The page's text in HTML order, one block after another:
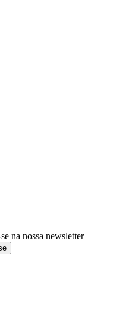
na nossa newsletter